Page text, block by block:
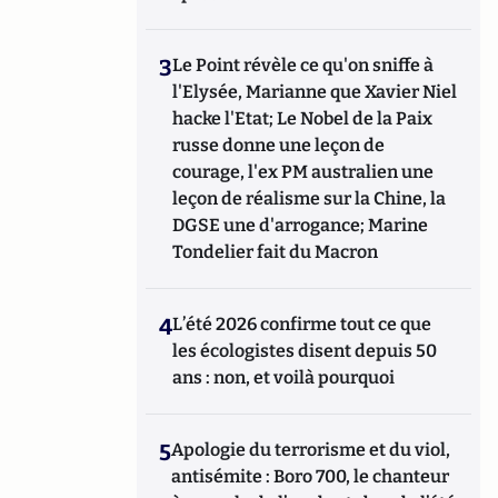
3Le Point révèle ce qu'on sniffe à
l'Elysée, Marianne que Xavier Niel
hacke l'Etat; Le Nobel de la Paix
russe donne une leçon de
courage, l'ex PM australien une
leçon de réalisme sur la Chine, la
DGSE une d'arrogance; Marine
Tondelier fait du Macron
4L’été 2026 confirme tout ce que
les écologistes disent depuis 50
ans : non, et voilà pourquoi
5Apologie du terrorisme et du viol,
antisémite : Boro 700, le chanteur